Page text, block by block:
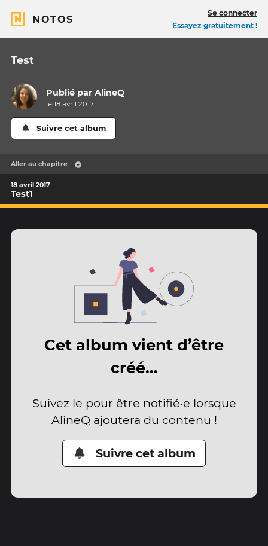
NOTOS
Se connecter
Essayez gratuitement !
Test
Publié parAlineQ
le 18 avril 2017
Suivre cet album
Aller au chapitre
18 avril 2017
Test1
Cet album vient d’être
créé…
Suivez le pour être notifié·e lorsque
AlineQ ajoutera du contenu !
Suivre cet album